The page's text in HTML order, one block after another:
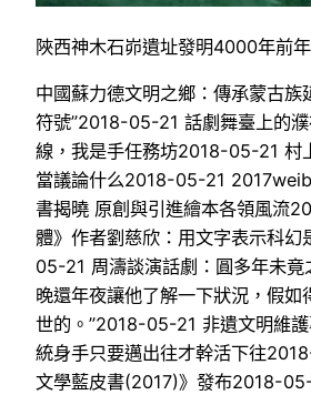
陜西神木石峁遺址發明4000年前
中國蘇力德文明之鄉：傳承蒙古族
符號”2018-05-21 話劇舞臺上的
線，我是手任務坊2018-05-21 村
當議論什么2018-05-21
書揭曉 原創與引進繪本各領風流
體》作者劉慈欣：用文字表示科
05-21 周濤談演話劇：圓多年未竟
晚還年夜讓他了解一下狀況，假如
世的。”2018-05-21 非遺文明維
統身手只要邁出往才幹活下往
文學藍皮書(2017)》發布2018-